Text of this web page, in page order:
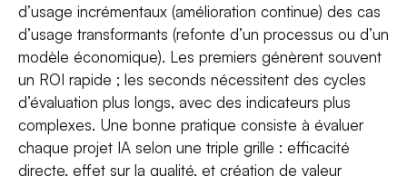
d’usage incrémentaux (amélioration continue) des cas
d’usage transformants (refonte d’un processus ou d’un
modèle économique). Les premiers génèrent souvent
un ROI rapide ; les seconds nécessitent des cycles
d’évaluation plus longs, avec des indicateurs plus
complexes. Une bonne pratique consiste à évaluer
chaque projet IA selon une triple grille : efficacité
directe, effet sur la qualité, et création de valeur